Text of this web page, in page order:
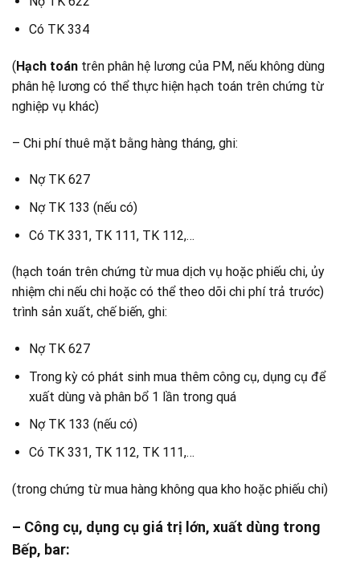
Có TK 334
(Hạch toán trên phân hệ lương của PM, nếu không dùng
phân hệ lương có thể thực hiện hạch toán trên chứng từ
nghiệp vụ khác)​
– Chi phí thuê mặt bằng hàng tháng, ghi:
Nợ TK 627
Nợ TK 133 (nếu có)
Có TK 331, TK 111, TK 112,…
(hạch toán trên chứng từ mua dịch vụ hoặc phiếu chi, ủy
nhiệm chi nếu chi hoặc có thể theo dõi chi phí trả trước) ​
trình sản xuất, chế biến, ghi:
Nợ TK 627
Trong kỳ có phát sinh mua thêm công cụ, dụng cụ để
xuất dùng và phân bổ 1 lần trong quá
Nợ TK 133 (nếu có)
Có TK 331, TK 112, TK 111,…
(trong chứng từ mua hàng không qua kho hoặc phiếu chi)​
– Công cụ, dụng cụ giá trị lớn, xuất dùng trong
Bếp, bar: